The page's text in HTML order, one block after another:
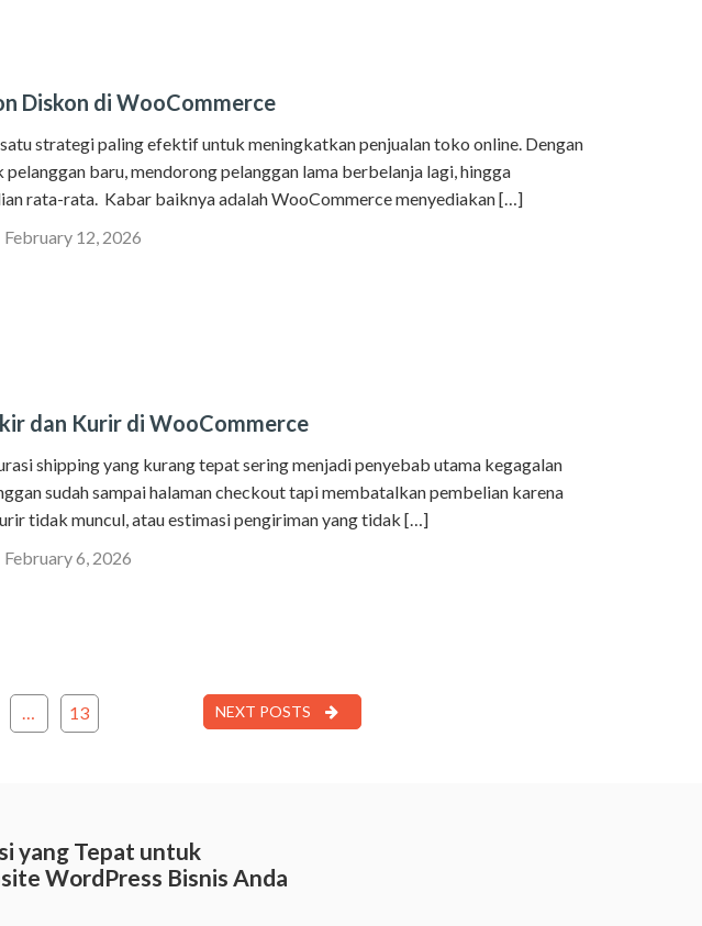
Diskon di WooCommerce
strategi paling efektif untuk meningkatkan penjualan toko online. Dengan
baru, mendorong pelanggan lama berbelanja lagi, hingga
rata-rata. Kabar baiknya adalah WooCommerce menyediakan […]
February 12, 2026
dan Kurir di WooCommerce
shipping yang kurang tepat sering menjadi penyebab utama kegagalan
sudah sampai halaman checkout tapi membatalkan pembelian karena
tidak muncul, atau estimasi pengiriman yang tidak […]
February 6, 2026
… 13 NEXT POSTS
yang Tepat untuk
WordPress Bisnis Anda